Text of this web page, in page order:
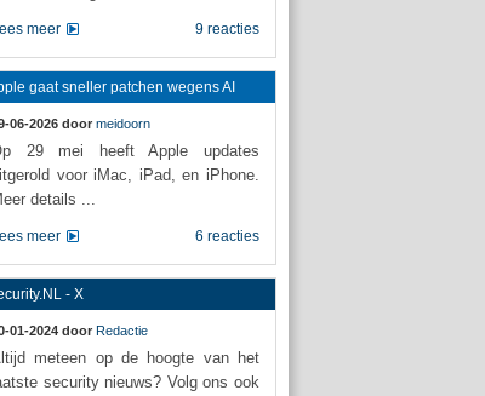
9 reacties
meer
gaat sneller patchen wegens AI
06-2026 door meidoorn
29 mei heeft Apple updates
voor iMac, iPad, en iPhone.
details ...
6 reacties
meer
- X
01-2024 door Redactie
meteen op de hoogte van het
security nieuws? Volg ons ook